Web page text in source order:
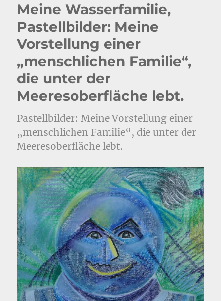
Meine Wasserfamilie,
Pastellbilder: Meine
Vorstellung einer
„menschlichen Familie“,
die unter der
Meeresoberfläche lebt.
Pastellbilder: Meine Vorstellung einer
„menschlichen Familie“, die unter der
Meeresoberfläche lebt.